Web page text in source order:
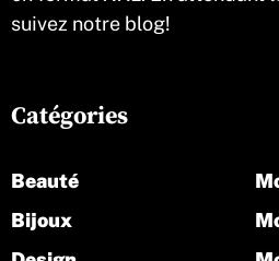
suivez notre blog!
Catégories
Beauté
Bijoux